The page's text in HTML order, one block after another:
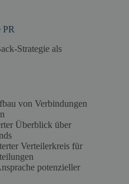
PR
Strategie als
von Verbindungen
Überblick über
Verteilerkreis für
potenzieller